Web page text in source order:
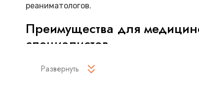
реаниматологов.
Преимущества для
специалистов
Уникальная система освещения Fiber
равномерный свет без слепящего
Развернуть